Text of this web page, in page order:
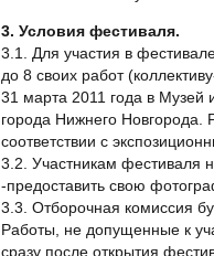
3. Условия фестиваля.
3.1. Для участия в
до 8 своих работ
31 марта 2011 года в Музей
города Нижнего
соответствии с
3.2. Участникам фестиваля
-предоставить свою
3.3. Отборочная комиссия
Работы, не допущенные к
сразу после открытия